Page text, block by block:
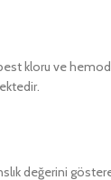
kloru ve
değerini